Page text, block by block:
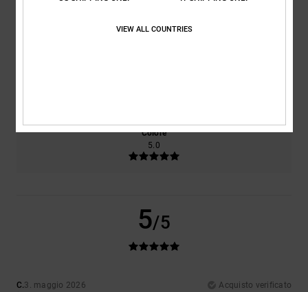
Colore
5.0
5/5
C.3. maggio 2026
Acquisto verificato
VIEW ALL COUNTRIES